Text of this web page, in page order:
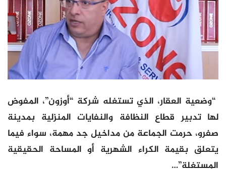
“وضعية العقار، الذي تستغله شركة “أوزون”، المفوض
لها تدبير قطاع النظافة والنفايات المنزلية بمدينة
صفرو، حرمت الجماعة من مداخيل جد مهمة، سواء فيما
يتعلق بقيمة الكراء الشهرية أو المساحة الحقيقية
المستغلة”…